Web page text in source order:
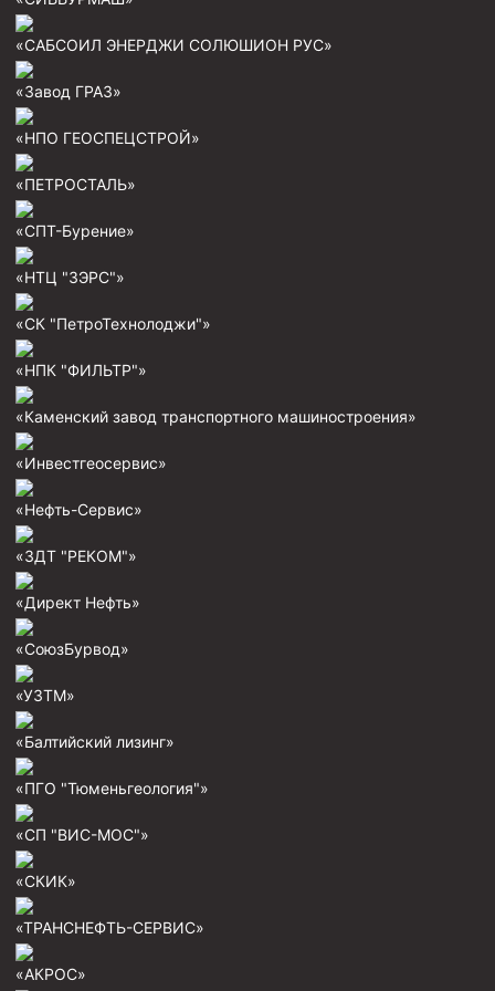
Муфта ОТТМ 146
Муфта БТС 178
Муфта БТС 168
Муфта ОТТМ 127
Муфта ОТТМ 324
Муфта ОТТМ 178
Муфта ОТТГ 168
Муфта ОТТГ 146
Муфта ОТТГ 127
Буровое оборудование
высокого давления
Противовыбросовое оборудование
Системы верхнего привода (СВП)
Буровые установки
«САБСОИЛ ЭНЕРДЖИ СОЛЮШИОН РУС»
«Завод ГРАЗ»
«НПО ГЕОСПЕЦСТРОЙ»
«ПЕТРОСТАЛЬ»
«СПТ-Бурение»
«НТЦ "ЗЭРС"»
«СК "ПетроТехнолоджи"»
«НПК "ФИЛЬТР"»
«Каменский завод транспортного машиностроения»
«Инвестгеосервис»
«Нефть-Сервис»
«ЗДТ "РЕКОМ"»
«Директ Нефть»
«СоюзБурвод»
«УЗТМ»
«Балтийский лизинг»
«ПГО "Тюменьгеология"»
«СП "ВИС-МОС"»
«СКИК»
«ТРАНСНЕФТЬ-СЕРВИС»
«АКРОС»